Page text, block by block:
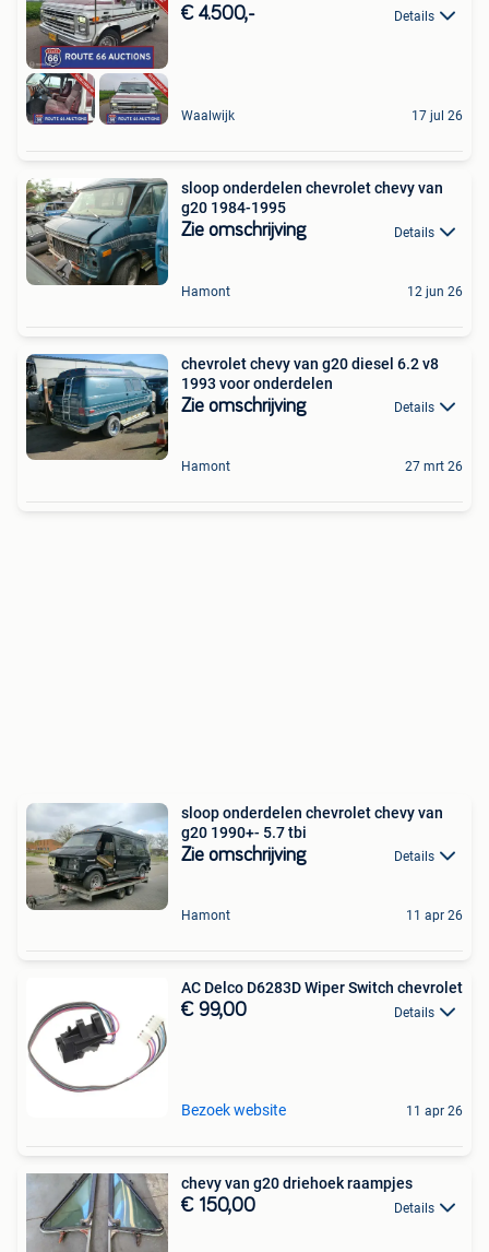
€ 4.500,- Details
Waalwijk 17 jul 26
sloop onderdelen chevrolet chevy van
g20 1984-1995
Zie omschrijving Details
Hamont 12 jun 26
chevrolet chevy van g20 diesel 6.2 v8
1993 voor onderdelen
Zie omschrijving Details
Hamont 27 mrt 26
sloop onderdelen chevrolet chevy van
g20 1990+- 5.7 tbi
Zie omschrijving Details
Hamont 11 apr 26
AC Delco D6283D Wiper Switch chevrolet
€ 99,00 Details
Bezoek website 11 apr 26
chevy van g20 driehoek raampjes
€ 150,00 Details